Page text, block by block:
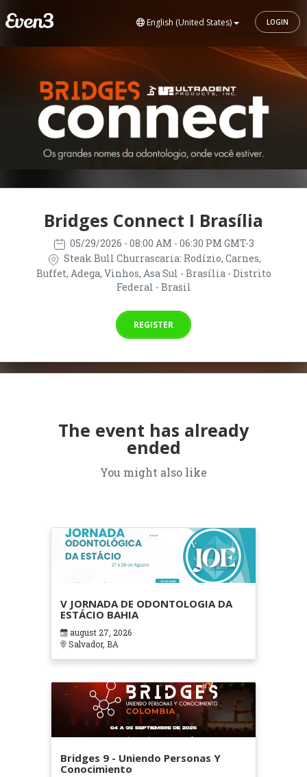
English (United States) LOGIN
Bridges Connect I Brasília
05/29/2026 - 08:00 AM - 06:30 PM GMT-3
Steak Bull Churrascaria: Rodízio, Carnes,
Buffet, Adega, Vinhos, Asa Sul - Brasília - Distrito
Federal - Brasil
REGISTER
The event has already
ended
You might also like
V JORNADA DE ODONTOLOGIA DA
ESTÁCIO BAHIA
august 27, 2026
Salvador, BA
Bridges 9 - Uniendo Personas Y
Conocimiento